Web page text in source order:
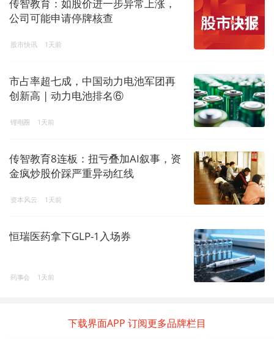
传智教育：如股价进一步异常上涨，
公司可能申请停牌核查
股市快讯 1天前
市占率超七成，中国动力电池军团再
创新高 | 动力电池排名⑥
锂电圈 1天前
传智教育8连板：扭亏叠加AI叙事，资
金疯炒股价踩严重异动红线
资本风云 1天前
恒瑞医药拿下GLP-1入场券
药事会 1天前
下载界面APP 订阅更多品牌栏目